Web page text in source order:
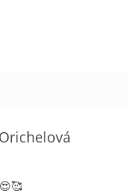
je 5 z 5